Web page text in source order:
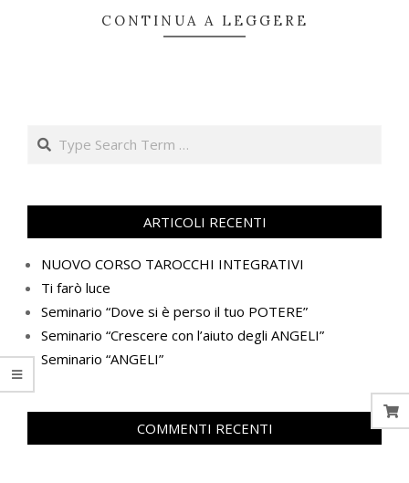
CONTINUA A LEGGERE
Search
ARTICOLI RECENTI
NUOVO CORSO TAROCCHI INTEGRATIVI
Ti farò luce
Seminario “Dove si è perso il tuo POTERE”
Seminario “Crescere con l’aiuto degli ANGELI”
Seminario “ANGELI”
COMMENTI RECENTI